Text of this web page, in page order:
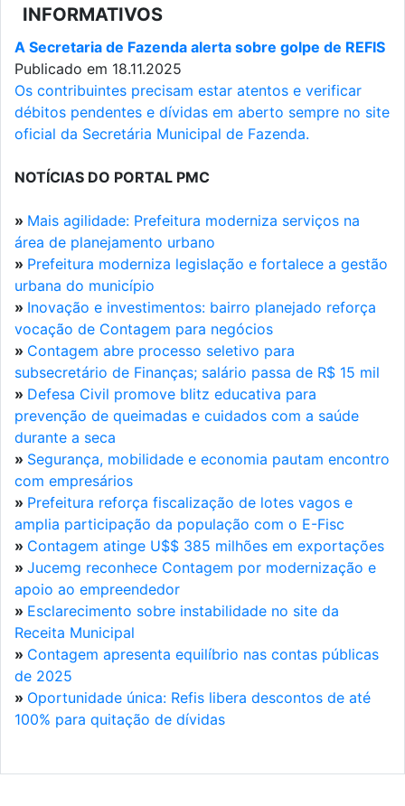
INFORMATIVOS
A Secretaria de Fazenda alerta sobre golpe de REFIS
Publicado em 18.11.2025
Os contribuintes precisam estar atentos e verificar
débitos pendentes e dívidas em aberto sempre no site
oficial da Secretária Municipal de Fazenda.
NOTÍCIAS DO PORTAL PMC
» Mais agilidade: Prefeitura moderniza serviços na
área de planejamento urbano
» Prefeitura moderniza legislação e fortalece a gestão
urbana do município
» Inovação e investimentos: bairro planejado reforça
vocação de Contagem para negócios
» Contagem abre processo seletivo para
subsecretário de Finanças; salário passa de R$ 15 mil
» Defesa Civil promove blitz educativa para
prevenção de queimadas e cuidados com a saúde
durante a seca
» Segurança, mobilidade e economia pautam encontro
com empresários
» Prefeitura reforça fiscalização de lotes vagos e
amplia participação da população com o E-Fisc
» Contagem atinge U$$ 385 milhões em exportações
» Jucemg reconhece Contagem por modernização e
apoio ao empreendedor
» Esclarecimento sobre instabilidade no site da
Receita Municipal
» Contagem apresenta equilíbrio nas contas públicas
de 2025
» Oportunidade única: Refis libera descontos de até
100% para quitação de dívidas